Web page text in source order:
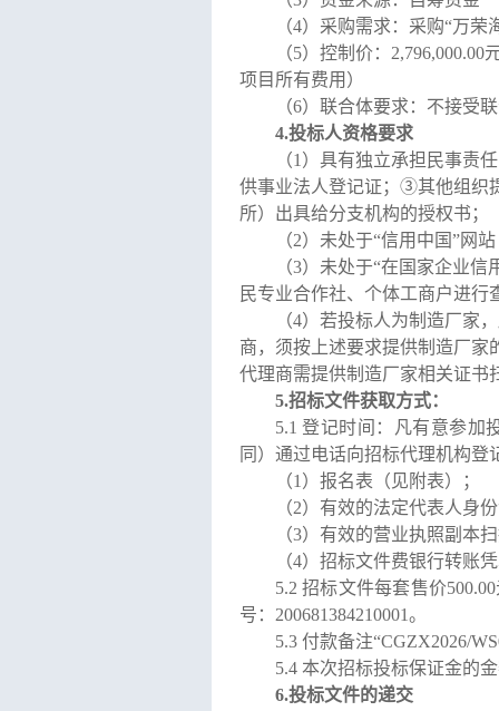
（4）采购需求：采购“万荣
（5）控制价： 2,796,000.00
项目所有费用）
（6）联合体要求：不接受
4.投标人资格要求
（1） 具有独立承担民事责
供事业法人登记证；③其他组织
所）出具给分支机构的授权书；
（2）未处于“信用中国”网
（3）未处于“在国家企业信
民专业合作社、个体工商户进
（4）若投标人为制造厂家
商，须按上述要求提供制造厂家
代理商需提供制造厂家相关证书
5.招标文件获取方式：
5.1登记时间：凡有意参加
同）通过电话向招标代理机构
（1 ）报名表（见附表）；
（2）有效的法定代表人身
（3）有效的营业执照副本
（4）招标文件费银行转账
5.2招标文件每套售价500.00
号： 200681384210001。
5.3 付款备注“CGZX2026/
5.4 本次招标投标保证金的
6.投标文件的递交